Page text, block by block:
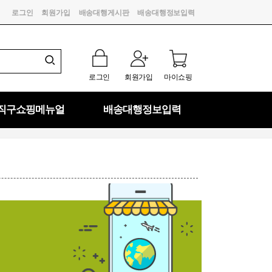
로그인 회원가입 배송대행게시판 배송대행정보입력
로그인 회원가입 마이쇼핑
구쇼핑메뉴얼 배송대행정보입력